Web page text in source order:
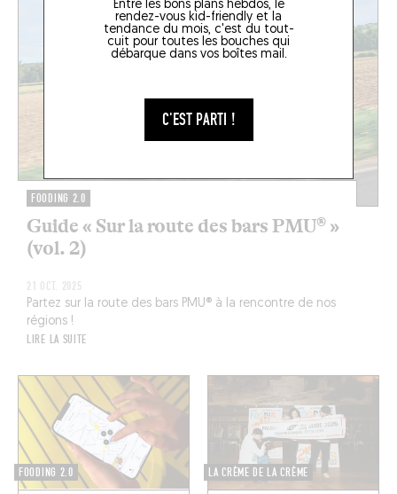
Entre les bons plans hebdos, le
rendez-vous kid-friendly et la
tendance du mois, c'est du tout-
cuit pour toutes les bouches qui
débarque dans vos boîtes mail.
C'EST PARTI !
FOODING 2.0
Guide « Sur la route des bars PMU® »
(vol. 2)
21 OCT. 2025
Partez sur la route des bars PMU® à la rencontre de nos
régions !
LIRE LA SUITE
FOODING 2.0 LA CRÈME DE LA CRÈME